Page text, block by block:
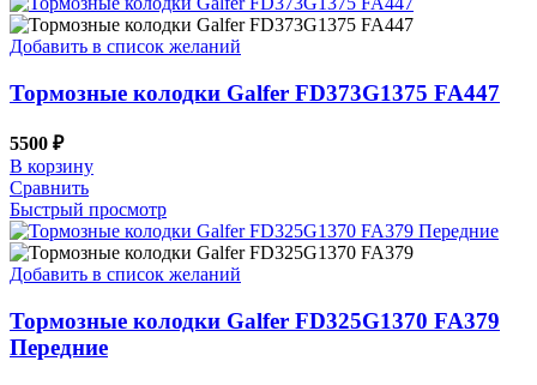
Добавить в список желаний
Тормозные колодки Galfer FD373G1375 FA447
5500 ₽
В корзину
Сравнить
Быстрый просмотр
Добавить в список желаний
Тормозные колодки Galfer FD325G1370 FA379
Передние